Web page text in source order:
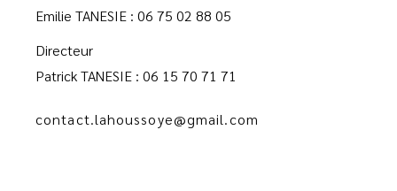
Emilie TANESIE : 06 75 02 88 05
Directeur
Patrick TANESIE : 06 15 70 71 71
contact.lahoussoye@gmail.com